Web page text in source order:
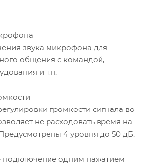
звука микрофона для
общения с командой,
и т.п.
громкости сигнала во
не расходовать время на
4 уровня до 50 дБ.
подключение одним нажатием